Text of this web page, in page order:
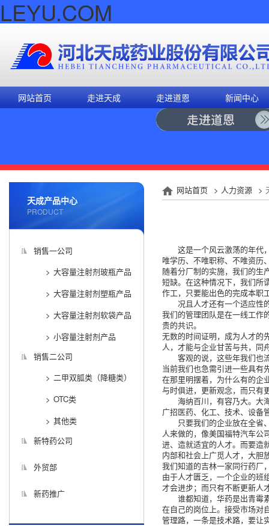
LEYU.COM
网站首页 走进天成 走进道恩 新闻中心
天成产品中心
PRODUCT
销售一公司
大容量注射剂玻瓶产品
大容量注射剂塑瓶产品
大容量注射剂软袋产品
小容量注射剂产品
销售二公司
二甲双胍类（降糖类）
OTC类
其他类
新特药公司
外贸部
新药推广
网站首页 > 人力资源 >
这是一个风云激荡的年代
唯学历、不唯职称、不唯资历
随着分厂制的实施，我们的生
短缺。在这种情况下，我们所
作工，只要能出色的完成本职
况且人才还有一个适应性
我们的管理团队是在一线工作
贵的共识。
无数的时间证明，成为人才的
人，才能与企业甘苦与共，同
客观的说，这些年我们也
当前我们也急需引进一些具有
在那里明摆着，为什么有的企
与时俱进，更新观念，而只有
海纳百川，有容乃大。大
广招医药、化工、技术、设备
只要我们的企业放在全省
人来做的，像美国福特汽车公
进、造就适宜的人才。而要造
内部和社会上广觅人才，大胆
我们知道的吉林一家同行药厂
由于人才匮乏，一个企业的班
才会进步；而只有不断更新人
谁都知道，华药是出青霉
在自己的岗位上。接受市场对
管理路，一条是技术路，要让